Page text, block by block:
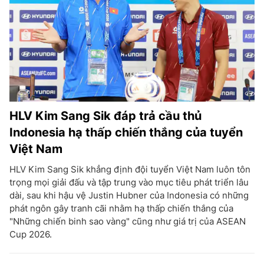
HLV Kim Sang Sik đáp trả cầu thủ
Indonesia hạ thấp chiến thắng của tuyển
Việt Nam
HLV Kim Sang Sik khẳng định đội tuyển Việt Nam luôn tôn
trọng mọi giải đấu và tập trung vào mục tiêu phát triển lâu
dài, sau khi hậu vệ Justin Hubner của Indonesia có những
phát ngôn gây tranh cãi nhằm hạ thấp chiến thắng của
"Những chiến binh sao vàng" cũng như giá trị của ASEAN
Cup 2026.